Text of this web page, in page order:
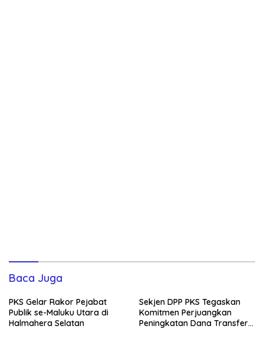
Baca Juga
PKS Gelar Rakor Pejabat
Publik se-Maluku Utara di
Halmahera Selatan
Sekjen DPP PKS Tegaskan
Komitmen Perjuangkan
Peningkatan Dana Transfer